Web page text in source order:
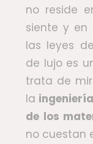
no reside
siente y en
las leyes
de lujo es
trata de
la
de los
no cuestan